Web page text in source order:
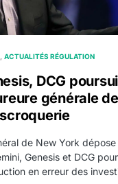
ACTUALITÉS RÉGULATION
DCG
générale
de New York dépose
Genesis et DCG pour
en erreur des